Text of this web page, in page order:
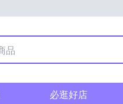
必逛好店